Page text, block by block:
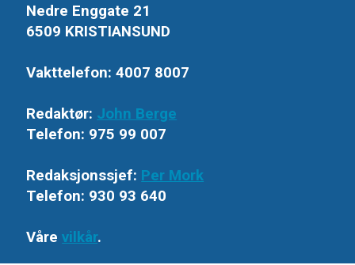
Nedre Enggate 21
6509 KRISTIANSUND
Vakttelefon: 4007 8007
Redaktør: John Berge
Telefon: 975 99 007
Redaksjonssjef: Per Mork
Telefon: 930 93 640
Vårevilkår.